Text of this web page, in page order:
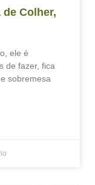
de Colher,
ele é
de fazer, fica
sobremesa